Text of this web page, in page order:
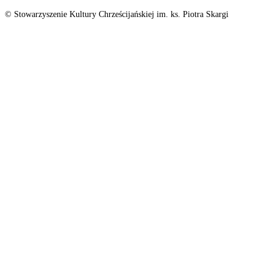
© Stowarzyszenie Kultury Chrześcijańskiej im. ks. Piotra Skargi